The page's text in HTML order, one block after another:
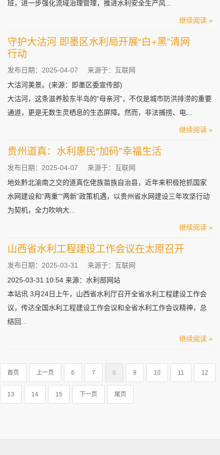
班，进一步强化流域治理管理，推进水利安全生产风...
继续阅读 »
守护大沽河 即墨区水利局开展“白+黑”清网
行动
发布日期：2025-04-07
来源于：互联网
大沽河美景。(来源：即墨区委宣传部)
大沽河，这条滋养胶东半岛的“母亲河”，不仅是城市防洪排涝的重要
通道，更是无数生灵栖息的生态屏障。然而，非法捕捞、电...
继续阅读 »
贵州道真：水利惠民“加码”幸福生活
发布日期：2025-04-07
来源于：互联网
地处黔北渝南之交的道真仡佬族苗族自治县，近年来积极抢抓国家
水网建设和“两重”“两新”政策机遇，以贵州省水网建设三年攻坚行动
为契机，全力吹响大...
继续阅读 »
山西省水利工程建设工作会议在太原召开
发布日期：2025-03-31
来源于：互联网
2025-03-31 10:54 来源：水利部网站
本站讯 3月24日上午，山西省水利厅召开全省水利工程建设工作会
议，传达全国水利工程建设工作会议和全省水利工作会议精神，总
结回...
继续阅读 »
首页 上一页 6 7 8 9 10 11 12
13 14 15 下一页 尾页